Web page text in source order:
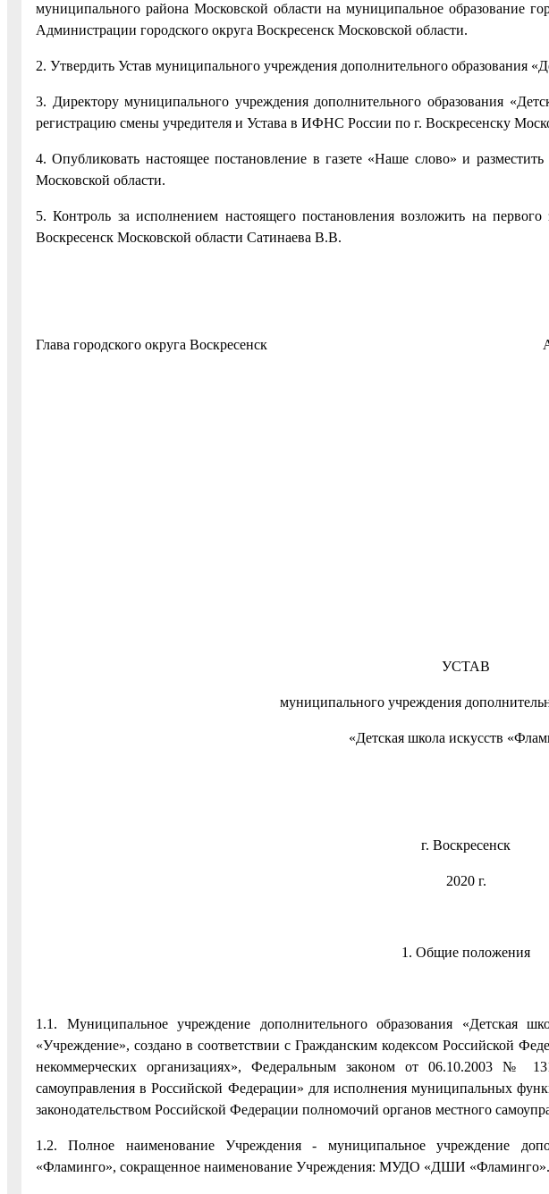
муниципального района Московской области на муниципальное образование
Администрации городского округа Воскресенск Московской области.
2. Утвердить Устав муниципального учреждения дополнительного образования
3. Директору муниципального учреждения дополнительного образования
регистрацию смены учредителя и Устава в ИФНС России по г. Воскресенску
4. Опубликовать настоящее постановление в газете «Наше слово» и
Московской области.
5. Контроль за исполнением настоящего постановления возложить на
Воскресенск Московской области Сатинаева В.В.
Глава городского округа Воскресенск А.В.
УСТАВ
муниципального учреждения
«Детская школа искусств
г. Воскресенск
2020 г.
1. Общие положения
1.1. Муниципальное учреждение дополнительного образования «Детская
«Учреждение», создано в соответствии с Гражданским кодексом Российской
некоммерческих организациях», Федеральным законом от 06.10.2003 №
самоуправления в Российской Федерации» для исполнения муниципальных
законодательством Российской Федерации полномочий органов местного
1.2. Полное наименование Учреждения - муниципальное учреждение
«Фламинго», сокращенное наименование Учреждения: МУДО «ДШИ «Фламинго».